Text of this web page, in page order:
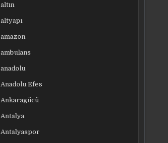
altın
altyapı
amazon
ambulans
anadolu
Anadolu Efes
Ankaragücü
Antalya
Antalyaspor